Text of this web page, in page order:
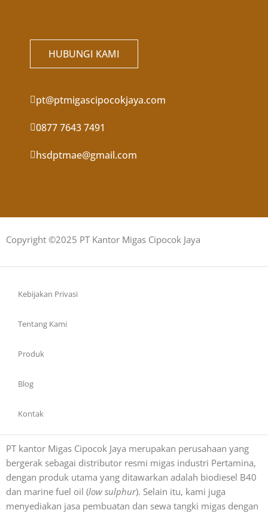
HUBUNGI KAMI
pt@ptmigascipocokjaya.com
0877 7643 7491
hsdptmae@gmail.com
Copyright ©2025 PT Kantor Migas Cipocok Jaya
Kebijakan Privasi
Tentang Kami
Produk
Blog
Kontak
PT kantor Migas Cipocok Jaya merupakan perusahaan yang
bergerak sebagai distributor resmi migas industri Pertamina,
dengan produk utama yang ditawarkan adalah biodiesel B40
dan marine fuel oil (low sulphur). Selain itu, kami juga
menyediakan jasa pembuatan dan sewa tangki migas dengan